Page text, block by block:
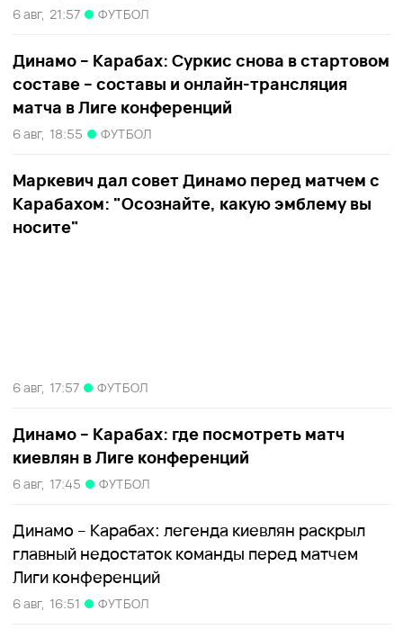
6 авг, 21:57 ФУТБОЛ
Динамо – Карабах: Суркис снова в стартовом
составе – составы и онлайн-трансляция
матча в Лиге конференций
6 авг, 18:55 ФУТБОЛ
Маркевич дал совет Динамо перед матчем с
Карабахом: "Осознайте, какую эмблему вы
носите"
6 авг, 17:57 ФУТБОЛ
Динамо – Карабах: где посмотреть матч
киевлян в Лиге конференций
6 авг, 17:45 ФУТБОЛ
Динамо – Карабах: легенда киевлян раскрыл
главный недостаток команды перед матчем
Лиги конференций
6 авг, 16:51 ФУТБОЛ